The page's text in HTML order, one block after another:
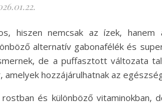
hiszen nemcsak az ízek,
alternatív gabonafélék és
de a puffasztott változata
hozzájárulhatnak az
és különböző vitaminokban,